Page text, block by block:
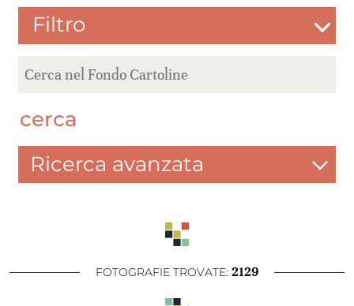
Filtro
cerca
Ricerca avanzata
FOTOGRAFIE TROVATE: 2129